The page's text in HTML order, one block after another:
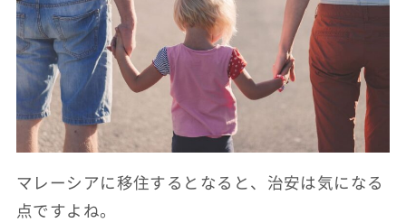
マレーシアに移住するとなると、治安は気になる
点ですよね。